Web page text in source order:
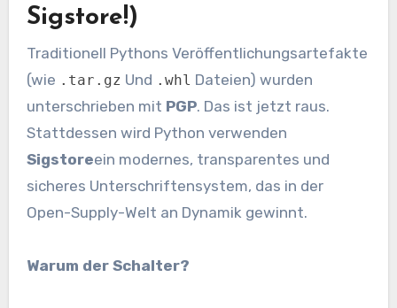
Sigstore!)
Traditionell Pythons Veröffentlichungsartefakte
(wie .tar.gz Und .whl Dateien) wurden
unterschrieben mit PGP. Das ist jetzt raus.
Stattdessen wird Python verwenden
Sigstoreein modernes, transparentes und
sicheres Unterschriftensystem, das in der
Open-Supply-Welt an Dynamik gewinnt.
Warum der Schalter?